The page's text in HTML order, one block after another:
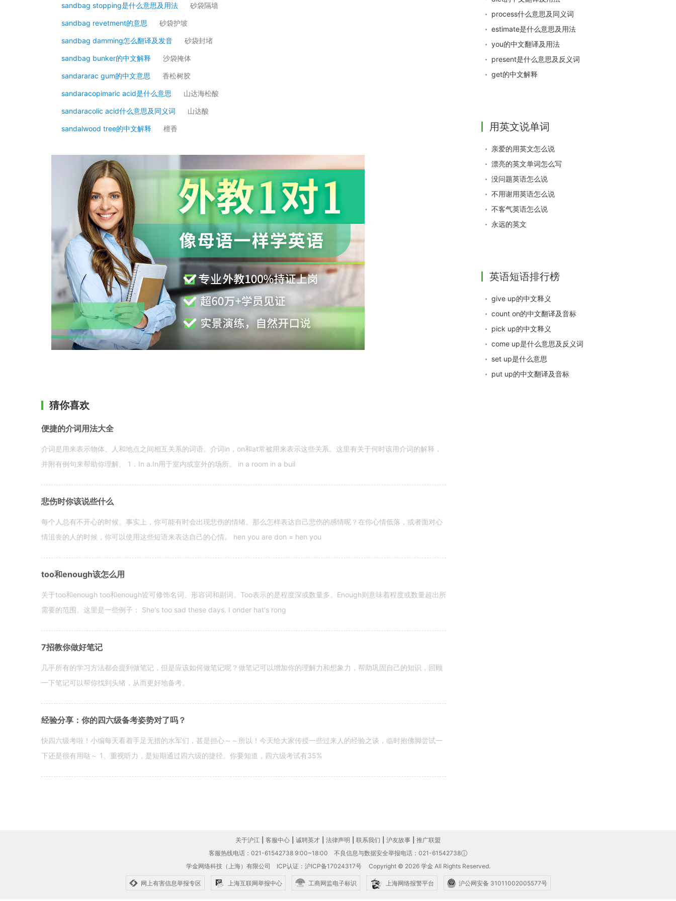
sandbag stopping是什么意思及用法
砂袋隔墙
sandbag revetment的意思 砂袋护坡
sandbag damming怎么翻译及发音 砂袋封堵
sandbag bunker的中文解释 沙袋掩体
sandararac gum的中文意思 香松树胶
sandaracopimaric acid是什么意思 山达海松酸
sandaracolic acid什么意思及同义词 山达酸
sandalwood tree的中文解释 檀香
猜你喜欢
便捷的介词用法大全
介词是用来表示物体、人和地点之间相互关系的词语。介词in，on和at常被用来表示这些关系。这里有关于何时该用介词的解释，
并附有例句来帮助你理解。 1．In a.In用于室内或室外的场所。 in a room in a buil
悲伤时你该说些什么
每个人总有不开心的时候。事实上，你可能有时会出现悲伤的情绪。那么怎样表达自己悲伤的感情呢？在你心情低落，或者面对心
情沮丧的人的时候，你可以使用这些短语来表达自己的心情。 hen you are don = hen you
too和enough该怎么用
关于too和enough too和enough皆可修饰名词、形容词和副词。Too表示的是程度深或数量多。Enough则意味着程度或数量超出所
需要的范围。这里是一些例子： She's too sad these days. I onder hat's rong
7招教你做好笔记
几乎所有的学习方法都会提到做笔记，但是应该如何做笔记呢？做笔记可以增加你的理解力和想象力，帮助巩固自己的知识，回顾
一下笔记可以帮你找到头绪，从而更好地备考。
经验分享：你的四六级备考姿势对了吗？
快四六级考啦！小编每天看着手足无措的水军们，甚是担心～～所以！今天给大家传授一些过来人的经验之谈，临时抱佛脚尝试一
下还是很有用哒～ 1、重视听力，是短期通过四六级的捷径。你要知道，四六级考试有35%
process什么意思及同义词
estimate是什么意思及用法
you的中文翻译及用法
present是什么意思及反义词
get的中文解释
用英文说单词
亲爱的用英文怎么说
漂亮的英文单词怎么写
没问题英语怎么说
不用谢用英语怎么说
不客气英语怎么说
永远的英文
英语短语排行榜
give up的中文释义
count on的中文翻译及音标
pick up的中文释义
come up是什么意思及反义词
set up是什么意思
put up的中文翻译及音标
关于沪江 客服中心 诚聘英才 法律声明 联系我们 沪友故事
推广联盟
客服热线电话：021-61542738 9:00~18:00
不良信息与数据安全举报电话：021-61542738
学金网络科技（上海）有限公司 ICP认证：沪ICP备17024317号 Copyright © 2026 学金 All Rights Reserved.
网上有害信息举报专区 上海互联网举报中心 工商网监电子标识 上海网络报警平台 沪公网安备 31011002005577号